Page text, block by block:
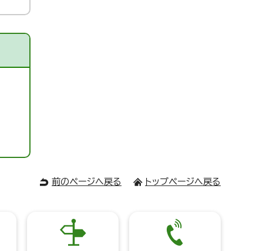
前のページへ戻る トップページへ戻る